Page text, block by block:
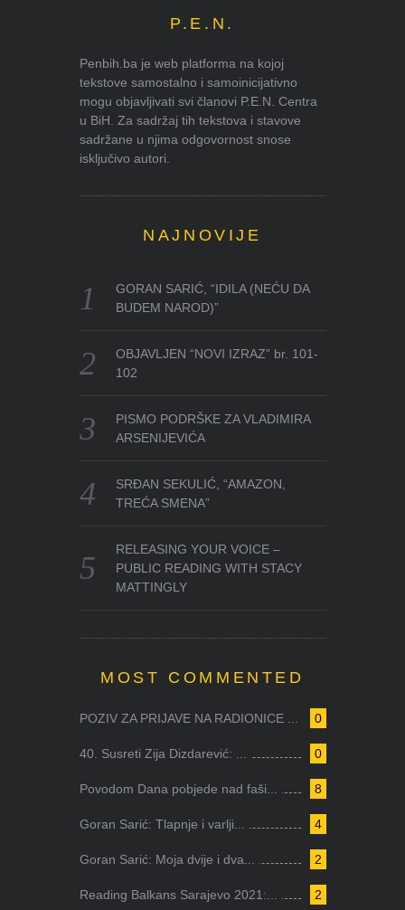
P.E.N.
Penbih.ba je web platforma na kojoj
tekstove samostalno i samoinicijativno
mogu objavljivati svi članovi P.E.N. Centra
u BiH. Za sadržaj tih tekstova i stavove
sadržane u njima odgovornost snose
isključivo autori.
NAJNOVIJE
GORAN SARIĆ, “IDILA (NEĆU DA
BUDEM NAROD)”
OBJAVLJEN “NOVI IZRAZ” br. 101-
102
PISMO PODRŠKE ZA VLADIMIRA
ARSENIJEVIĆA
SRĐAN SEKULIĆ, “AMAZON,
TREĆA SMENA”
RELEASING YOUR VOICE –
PUBLIC READING WITH STACY
MATTINGLY
MOST COMMENTED
0
POZIV ZA PRIJAVE NA RADIONICE ...
0
40. Susreti Zija Dizdarević: ...
8
Povodom Dana pobjede nad faši...
4
Goran Sarić: Tlapnje i varlji...
2
Goran Sarić: Moja dvije i dva...
2
Reading Balkans Sarajevo 2021:...